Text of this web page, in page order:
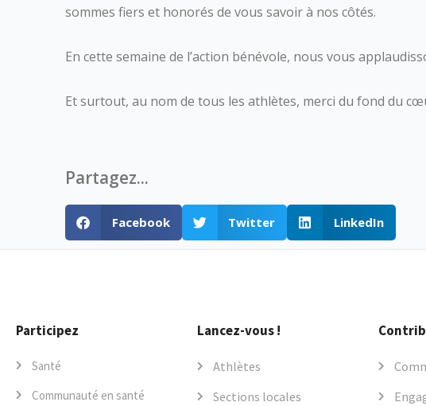
sommes fiers et honorés de vous savoir à nos côtés.
En cette semaine de l’action bénévole, nous vous
Et surtout, au nom de tous les athlètes, merci du fond du
Partagez...
Facebook Twitter LinkedIn
Participez
Santé
Communauté en santé
Lancez-vous !
Athlètes
Sections locales